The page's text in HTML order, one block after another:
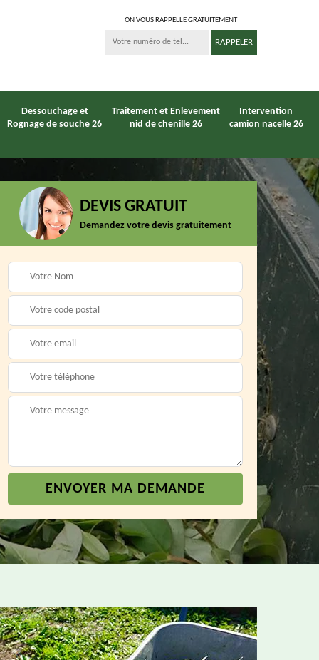
ON VOUS RAPPELLE GRATUITEMENT
Dessouchage et
Rognage de souche 26
Traitement et Enlevement
nid de chenille 26
Intervention
camion nacelle 26
Paysagiste 26
Entreprise
débroussaillage 26
DEVIS GRATUIT
Demandez votre devis gratuitement